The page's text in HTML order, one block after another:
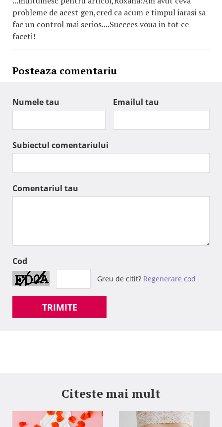
probleme de acest gen,cred ca acum e timpul iarasi sa
fac un control mai serios....Succces voua in tot ce
faceti!
Posteaza comentariu
Numele tau Emailul tau
Subiectul comentariului
Comentariul tau
Cod
Greu de citit? Regenerare cod
TRIMITE
Citeste mai mult